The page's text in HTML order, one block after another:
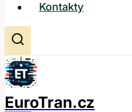
Kontakty
EuroTran.cz